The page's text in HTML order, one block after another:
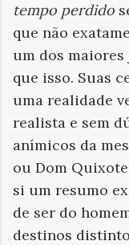
tempo perdido
que não
um dos maiores
que isso. Suas
uma realidade
realista e sem
anímicos da
ou Dom
si um resumo
de ser do
destinos